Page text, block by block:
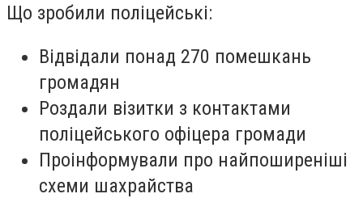
Що зробили поліцейські:
Відвідали понад 270 помешкань
громадян
Роздали візитки з контактами
поліцейського офіцера громади
Проінформували про найпоширеніші
схеми шахрайства